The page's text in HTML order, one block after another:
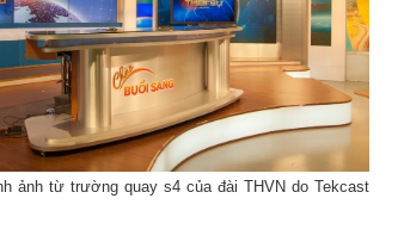
ảnh từ trường quay s4 của đài THVN do Tekcast